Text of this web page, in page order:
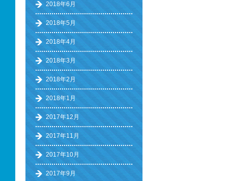
2018年6月
2018年5月
2018年4月
2018年3月
2018年2月
2018年1月
2017年12月
2017年11月
2017年10月
2017年9月